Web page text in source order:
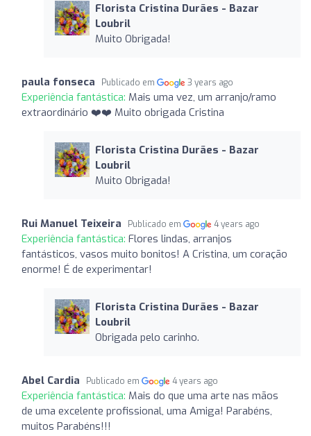
Florista Cristina Durães - Bazar
Loubril
Muito Obrigada!
paula fonseca Publicado em 3 years ago
Experiência fantástica: Mais uma vez, um arranjo/ramo
extraordinário ❤️❤️ Muito obrigada Cristina
Florista Cristina Durães - Bazar
Loubril
Muito Obrigada!
Rui Manuel Teixeira Publicado em 4 years ago
Experiência fantástica: Flores lindas, arranjos
fantásticos, vasos muito bonitos! A Cristina, um coração
enorme! É de experimentar!
Florista Cristina Durães - Bazar
Loubril
Obrigada pelo carinho.
Abel Cardia Publicado em 4 years ago
Experiência fantástica: Mais do que uma arte nas mãos
de uma excelente profissional, uma Amiga! Parabéns,
muitos Parabéns!!!